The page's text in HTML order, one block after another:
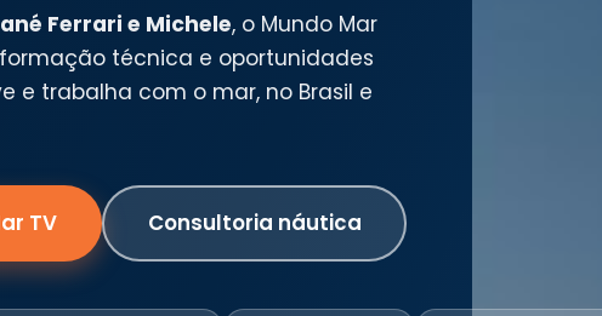
Ferrari e Michele, o Mundo Mar
técnica e oportunidades
e trabalha com o mar, no Brasil e
TV Consultoria náutica